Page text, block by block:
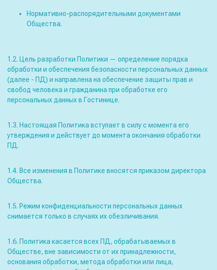
Нормативно-распорядительными документами
Общества.
1.2. Цель разработки Политики — определение порядка
обработки и обеспечения безопасности персональных данных
(далее - ПД) и направлена на обеспечение защиты прав и
свобод человека и гражданина при обработке его
персональных данных в Гостинице.
1.3. Настоящая Политика вступает в силу с момента его
утверждения и действует до момента окончания обработки
ПД.
1.4. Все изменения в Политике вносятся приказом директора
Общества.
1.5. Режим конфиденциальности персональных данных
снимается только в случаях их обезличивания.
1.6. Политика касается всех ПД, обрабатываемых в
Обществе, вне зависимости от их принадлежности,
основания обработки, метода обработки или лица,